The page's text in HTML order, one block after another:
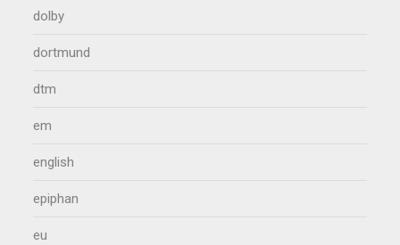
dolby
dortmund
dtm
em
english
epiphan
eu